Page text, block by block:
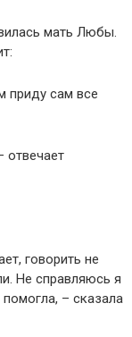
мать Любы.
приду сам все
отвечает
говорить не
Не справляюсь я
– сказала